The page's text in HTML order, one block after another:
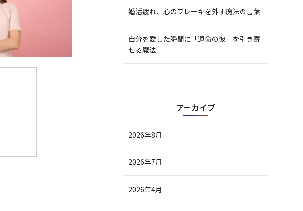
婚活疲れ、心のブレーキを外す魔法の言葉
自分を愛した瞬間に「運命の彼」を引き寄
せる魔法
アーカイブ
2026年8月
2026年7月
2026年4月